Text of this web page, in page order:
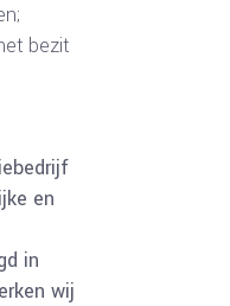
bezit
en
in
wij